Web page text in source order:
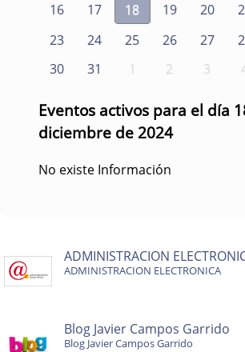
16
17 18 19 20
23
24 25 26 27
30
31 1 2 3
Eventos activos para el día
diciembre de 2024
No existe Información
ADMINISTRACION
ADMINISTRACION ELECTRONICA
Blog Javier Campos Garrido
Blog Javier Campos Garrido